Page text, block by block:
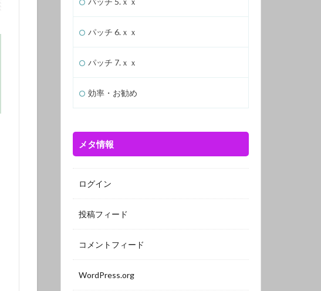
パッチ 6.ｘｘ
パッチ 7.ｘｘ
効率・お勧め
メタ情報
ログイン
投稿フィード
コメントフィード
WordPress.org